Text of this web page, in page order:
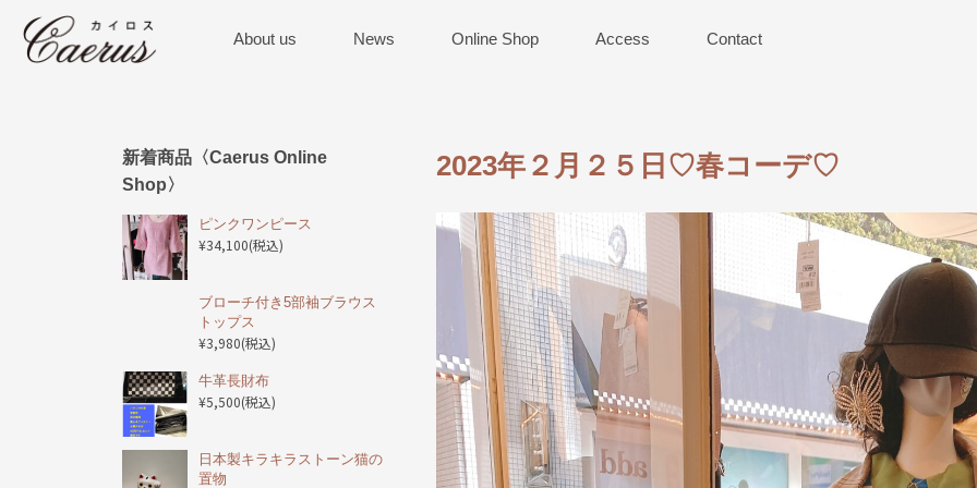
About us News Online Shop Access Contact
2023年２月２５日♡春コーデ♡
新着商品〈Caerus Online
Shop〉
ピンクワンピース
¥34,100(税込)
ブローチ付き5部袖ブラウス
トップス
¥3,980(税込)
️牛革長財布
¥5,500(税込)
日本製キラキラストーン猫の
置物